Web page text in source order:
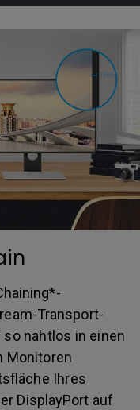
Transport-
nahtlos in einen
Monitoren
Ihres
DisplayPort auf